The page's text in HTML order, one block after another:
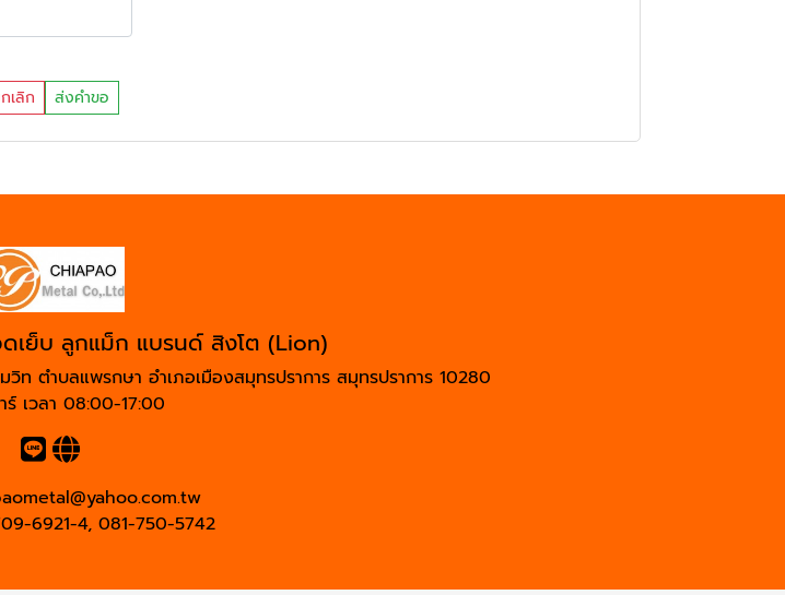
เลิก ส่งคำขอ
เย็บ ลูกแม็ก แบรนด์ สิงโต (Lion)
ตำบลแพรกษา อำเภอเมืองสมุทรปราการ สมุทรปราการ 10280
ร์ เวลา 08:00-17:00
6921-4, 081-750-5742